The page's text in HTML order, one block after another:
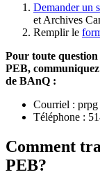
Demander un
et Archives
Remplir le f
Pour toute question
PEB,
de BAnQ :
Courriel : prpg
Téléphone :
Comment
PEB?